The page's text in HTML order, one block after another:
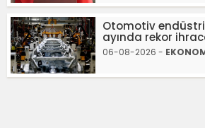
Otomotiv
ayında rekor
06-08-2026 -